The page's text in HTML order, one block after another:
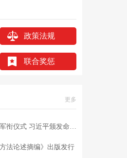
政策法规
联合奖惩
更多
颁发命令状并向晋衔的军官表示祝贺
法论述摘编》出版发行